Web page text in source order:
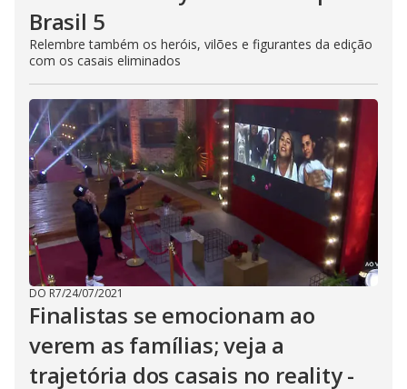
Brasil 5
Relembre também os heróis, vilões e figurantes da edição
com os casais eliminados
DO R7/24/07/2021
Finalistas se emocionam ao
verem as famílias; veja a
trajetória dos casais no reality -